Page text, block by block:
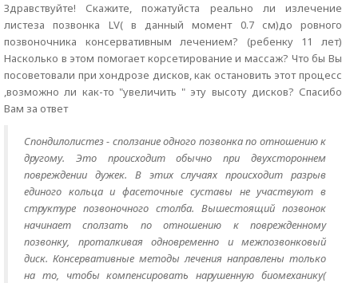
Здравствуйте! Скажите, пожатуйста реально ли излечение
листеза позвонка LV( в данный момент 0.7 см)до ровного
позвоночника консервативным лечением? (ребенку 11 лет)
Насколько в этом помогает корсетирование и массаж? Что бы Вы
посоветовали при хондрозе дисков, как остановить этот процесс
,возможно ли как-то "увеличить " эту высоту дисков? Спасибо
Вам за ответ
Спондилолистез - сползание одного позвонка по отношению к
другому. Это происходит обычно при двухстороннем
повреждении дужек. В этих случаях происходит разрыв
единого кольца и фасеточные суставы не участвуют в
структуре позвоночного столба. Вышестоящий позвонок
начинает сползать по отношению к поврежденному
позвонку, проталкивая одновременно и межпозвонковый
диск. Консервативные методы лечения направлены только
на то, чтобы компенсировать нарушенную биомеханику(